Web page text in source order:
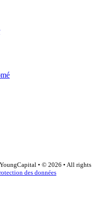
• © 2026 • All rights
des données